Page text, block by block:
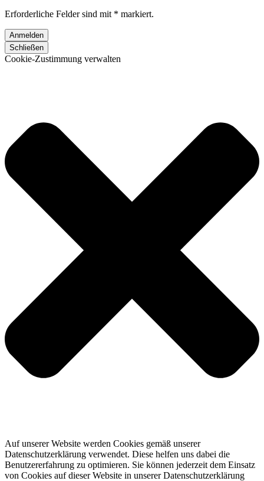
Erforderliche Felder sind mit * markiert.
Schließen
Cookie-Zustimmung verwalten
Auf unserer Website werden Cookies gemäß unserer
Datenschutzerklärung verwendet. Diese helfen uns dabei die
Benutzererfahrung zu optimieren. Sie können jederzeit dem Einsatz
von Cookies auf dieser Website in unserer Datenschutzerklärung